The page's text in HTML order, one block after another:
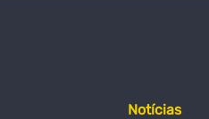
Notícias